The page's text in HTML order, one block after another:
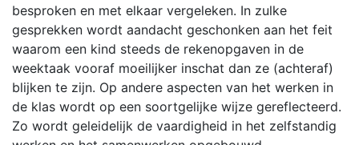
besproken en met elkaar vergeleken. In zulke
gesprekken wordt aandacht geschonken aan het feit
waarom een kind steeds de rekenopgaven in de
weektaak vooraf moeilijker inschat dan ze (achteraf)
blijken te zijn. Op andere aspecten van het werken in
de klas wordt op een soortgelijke wijze gereflecteerd.
Zo wordt geleidelijk de vaardigheid in het zelfstandig